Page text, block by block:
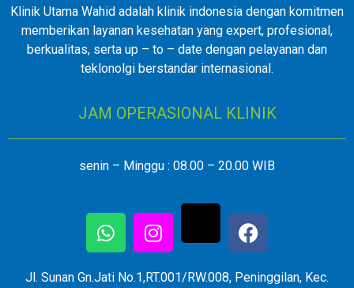
Klinik Utama Wahid adalah klinik indonesia dengan komitmen
memberikan layanan kesehatan yang expert, profesional,
berkualitas, serta up – to – date dengan pelayanan dan
teklonolgi berstandar internasional.
JAM OPERASIONAL KLINIK
senin – Minggu : 08.00 – 20.00 WIB
Jl. Sunan Gn.Jati No.1,RT.001/RW.008, Peninggilan, Kec.